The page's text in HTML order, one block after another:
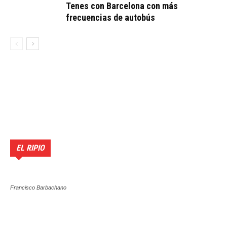
Tenes con Barcelona con más
frecuencias de autobús
EL RIPIO
Francisco Barbachano